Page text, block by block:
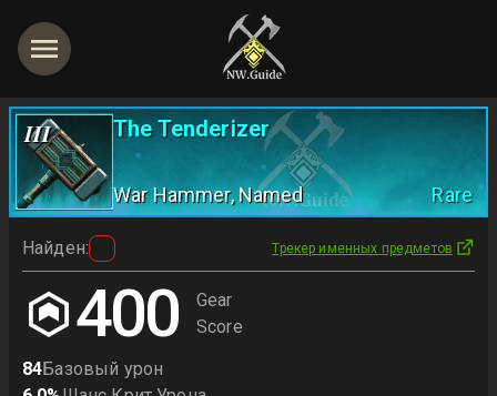
III The Tenderizer
War Hammer, Named Rare
Найден: Трекер именных предметов
400
Gear
Score
84Базовый урон